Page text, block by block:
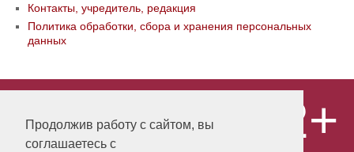
Продолжив работу с сайтом, вы
соглашаетесь с
Контакты, учредитель, редакция
Политика обработки, сбора и хранения персональных
данных
«Publishing company «World of science»,
LLC Материалы, размещенные на сайте,
охраняются Законом о защите авторских
12+